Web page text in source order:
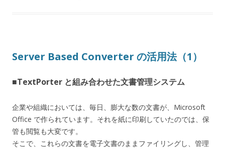
Server Based Converter の活用法（1）
■TextPorter と組み合わせた文書管理システム
企業や組織においては、毎日、膨大な数の文書が、Microsoft
Office で作られています。それを紙に印刷していたのでは、保
管も閲覧も大変です。
そこで、これらの文書を電子文書のままファイリングし、管理